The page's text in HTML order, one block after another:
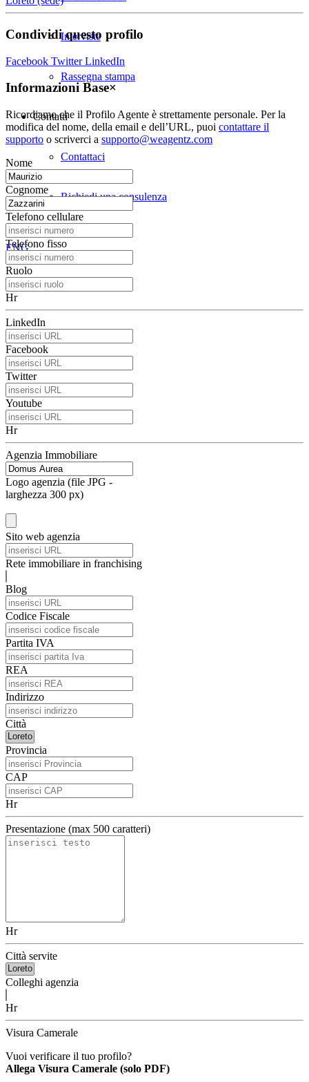
Interviste
Rassegna stampa
Contatti
Contattaci
Richiedi una consulenza
ENG
Condividi questo profilo
Facebook TwitterLinkedIn
Informazioni Base×
Ricordiamo che il Profilo Agente è strettamente personale. Per la
modifica del nome, della email e dell’URL, puoi contattare il
supporto o scriverci a supporto@weagentz.com
Nome
Cognome
Telefono cellulare
Telefono fisso
Ruolo
Hr
LinkedIn
Facebook
Twitter
Youtube
Hr
Agenzia Immobiliare
Logo agenzia (file JPG -
larghezza 300 px)
Sito web agenzia
Rete immobiliare in franchising
Blog
Codice Fiscale
Partita IVA
REA
Indirizzo
Città
Provincia
CAP
Hr
Presentazione (max 500 caratteri)
Hr
Città servite
Colleghi agenzia
Hr
Visura Camerale
Vuoi verificare il tuo profilo?
Allega Visura Camerale (solo PDF)